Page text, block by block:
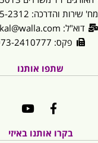
מח' שירות והדרכה: 074-745-2312
דוא"ל: raz_kal@walla.com
פקס: 073-2410777
שתפו אותנו
בקרו אותנו באיזי